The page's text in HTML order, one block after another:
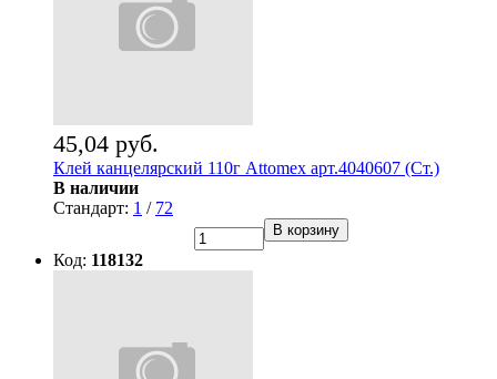
45,04 руб.
Клей канцелярский 110г Attomex арт.4040607 (Ст.)
В наличии
Стандарт: 1 / 72
В корзину
Код: 118132